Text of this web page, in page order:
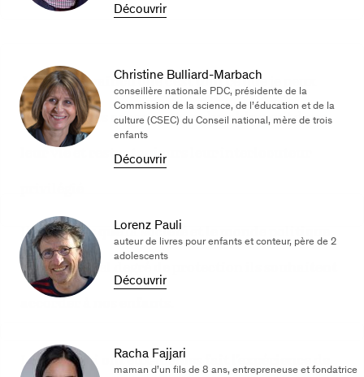
Je suis convaincu que c’est tout ce que je peux
faire pour les accompagner durablement dans
leur vie et rester toujours leur interlocuteur
Découvrir
Il est temps que la société et le monde politique
décident quel degré de protection ils souhaitent
accorder à nos enfants.
Christine Bulliard-Marbach
conseillère nationale PDC, présidente de la
Commission de la science, de l’éducation et de la
culture (CSEC) du Conseil national, mère de trois
enfants
Découvrir
Les gens qui ont eux-mêmes fait l’expérience de
Lorenz Pauli
auteur de livres pour enfants et conteur, père de 2
adolescents
Découvrir
Racha Fajjari
maman d’un fils de 8 ans, entrepreneuse et fondatrice